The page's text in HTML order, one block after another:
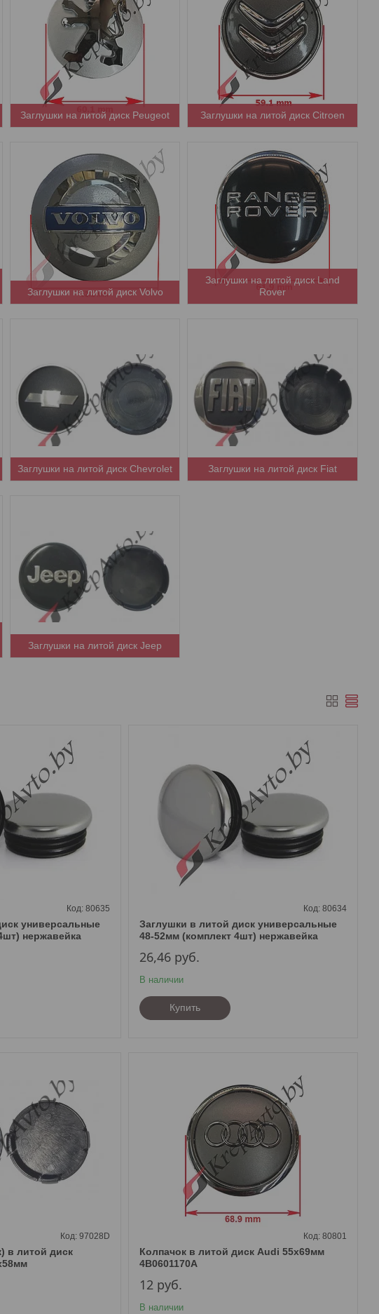
Заглушки на литой диск Peugeot Заглушки на литой диск Citroen
Заглушки на литой диск Volvo
Заглушки на литой диск Land
Rover
Заглушки на литой диск Chevrolet Заглушки на литой диск Fiat
Заглушки на литой диск Jeep
универсальные
нержавейка
80635
Заглушки в литой диск универсальные
48-52мм (комплект 4шт) нержавейка
80634
26,46 руб.
В наличии
Купить
в литой диск
97028D
Колпачок в литой диск Audi 55х69мм
4B0601170A
80801
12 руб.
В наличии